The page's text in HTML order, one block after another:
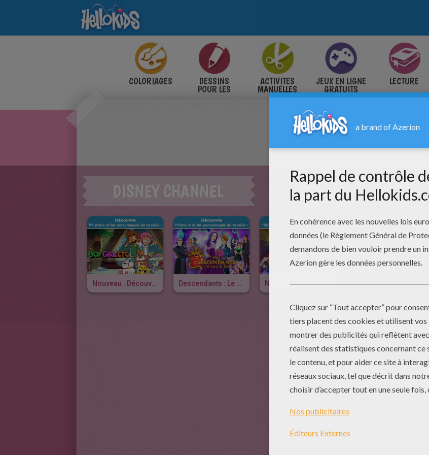
COLORIAGES DESSINS
POUR LES
ACTIVITES
MANUELLES
JEUX EN LIGNE
GRATUITS
LECTURE
DISNEY CHANNEL
Nouveau : Découvre Tara Duncan Sur Disney Channel !